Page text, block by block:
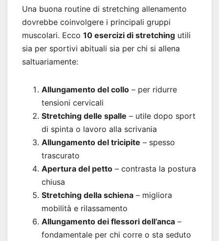
Una buona routine di stretching allenamento
dovrebbe coinvolgere i principali gruppi
muscolari. Ecco 10 esercizi di stretching utili
sia per sportivi abituali sia per chi si allena
saltuariamente:
Allungamento del collo – per ridurre
tensioni cervicali
Stretching delle spalle – utile dopo sport
di spinta o lavoro alla scrivania
Allungamento del tricipite – spesso
trascurato
Apertura del petto – contrasta la postura
chiusa
Stretching della schiena – migliora
mobilità e rilassamento
Allungamento dei flessori dell’anca –
fondamentale per chi corre o sta seduto